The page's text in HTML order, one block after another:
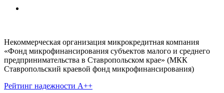
Некоммерческая организация микрокредитная компания
«Фонд микрофинансирования субъектов малого и среднего
предпринимательства в Ставропольском крае» (МКК
Ставропольский краевой фонд микрофинансирования)
Рейтинг надежности A++